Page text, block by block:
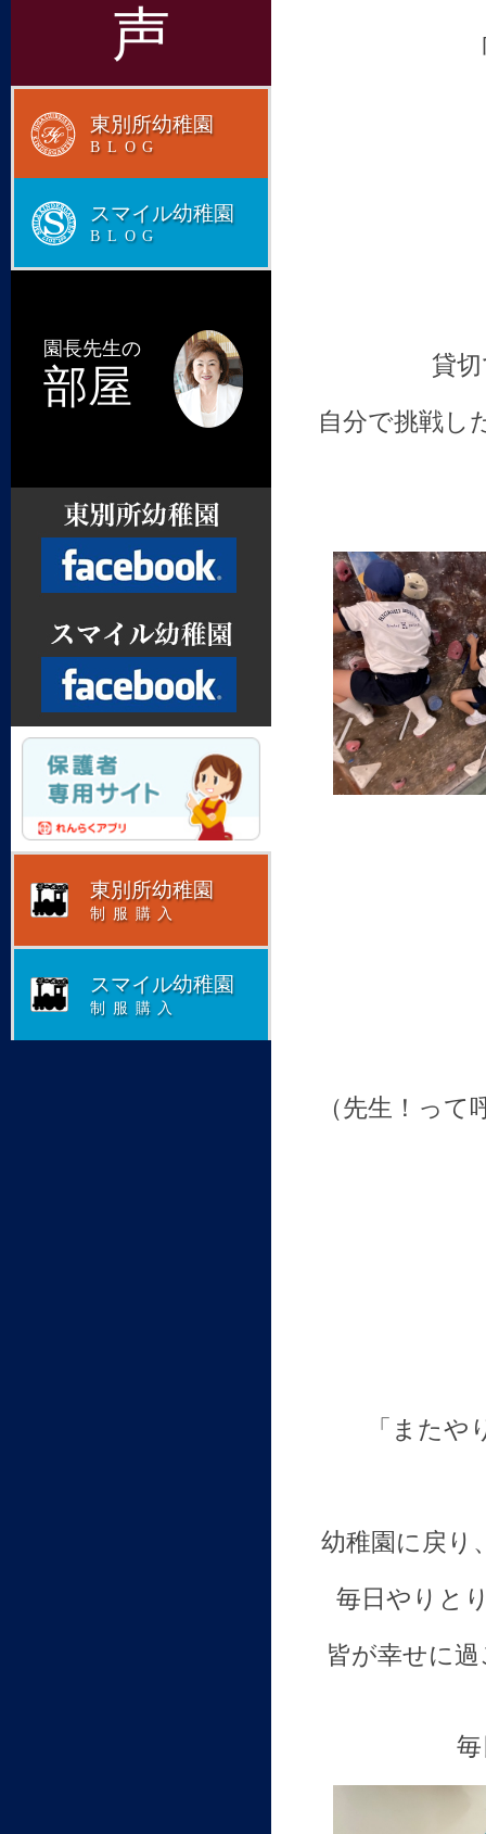
貸
自分で挑戦し
（先生！っ
「また
幼稚園に戻り
毎日やりと
皆が幸せに
声
東別所幼稚園
BLOG
スマイル幼稚園
BLOG
園長先生の
部屋
Facebook
Facebook
東別所幼稚園
制服購入
スマイル幼稚園
制服購入